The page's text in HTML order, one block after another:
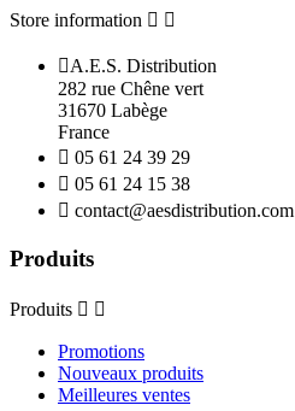
Store information  
A.E.S. Distribution
282 rue Chêne vert
31670 Labège
France
 05 61 24 39 29
 05 61 24 15 38
 contact@aesdistribution.com
Produits
Produits  
Promotions
Nouveaux produits
Meilleures ventes